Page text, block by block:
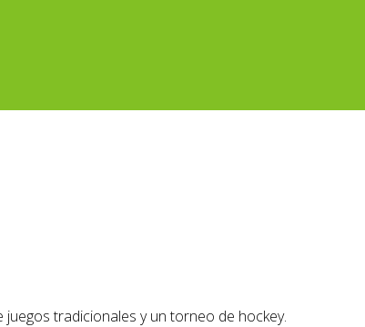
tradicionales y un torneo de hockey.